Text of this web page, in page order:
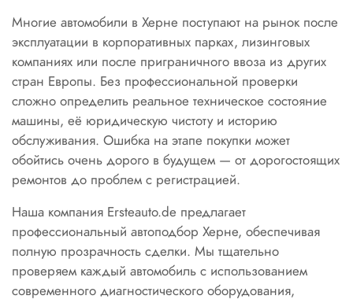
Многие автомобили в Херне поступают на рынок после
эксплуатации в корпоративных парках, лизинговых
компаниях или после приграничного ввоза из других
стран Европы. Без профессиональной проверки
сложно определить реальное техническое состояние
машины, её юридическую чистоту и историю
обслуживания. Ошибка на этапе покупки может
обойтись очень дорого в будущем — от дорогостоящих
ремонтов до проблем с регистрацией.
Наша компания Ersteаuto.de предлагает
профессиональный автоподбор Херне, обеспечивая
полную прозрачность сделки. Мы тщательно
проверяем каждый автомобиль с использованием
современного диагностического оборудования,